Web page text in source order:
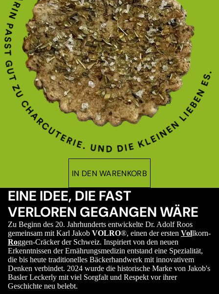
IN DEN WARENKORB
EINE IDEE, DIE FAST
VERLOREN GEGANGEN WÄRE
Zu Beginn des 20. Jahrhunderts entwickelte Dr. Adolf Roos
gemeinsam mit Karl Jakob VOLRO®, einen der ersten Vollkorn-
Roggen-Cräcker der Schweiz. Inspiriert von den neuen
Erkenntnissen der Ernährungsmedizin entstand eine Spezialität,
die bis heute traditionelles Bäckerhandwerk mit innovativem
Denken verbindet. 2024 wurde die historische Marke von Jakob's
Basler Leckerly mit viel Sorgfalt und Respekt vor ihrer
Geschichte neu belebt.